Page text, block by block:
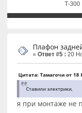
Т-300
Плафон
« Ответ #5 : 20
Цитата: Тамагочи от 18
Ставили электрики,
я при монтаже не